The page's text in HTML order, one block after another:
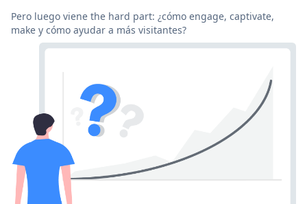
Pero luego viene the hard part: ¿cómo engage, captivate,
make y cómo ayudar a más visitantes?